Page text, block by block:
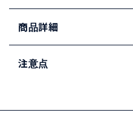
商品詳細
注意点